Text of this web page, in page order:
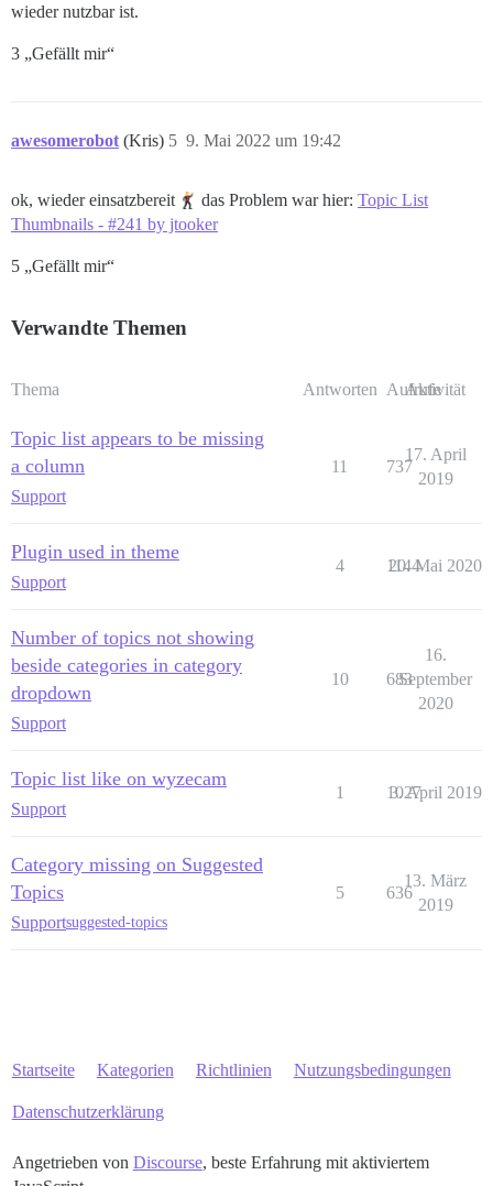
wieder nutzbar ist.
3 „Gefällt mir“
awesomerobot (Kris) 9. Mai 2022 um 19:42
5
ok, wieder einsatzbereit das Problem war hier: Topic List
Thumbnails - #241 by jtooker
5 „Gefällt mir“
Verwandte Themen
Thema Antworten Aufrufe
Aktivität
Topic list appears to be missing
a column
Support
11 737
17. April
2019
Plugin used in theme
Support
4 1144
20. Mai 2020
Number of topics not showing
beside categories in category
dropdown
Support
10 683
16.
September
2020
Topic list like on wyzecam
Support
1 1027
3. April 2019
Category missing on Suggested
Topics
Supportsuggested-topics
5 636
13. März
2019
Startseite Kategorien Richtlinien Nutzungsbedingungen
Datenschutzerklärung
Angetrieben von Discourse, beste Erfahrung mit aktiviertem